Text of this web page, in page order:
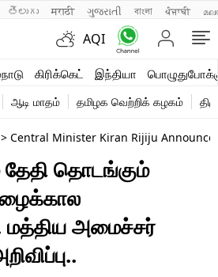
తెలుగు मराठी ગુજરાતી বাংলা ਪੰਜਾਬੀ
AQI
கிரிக்கெட் இந்தியா
ஆடி மாதம் தமிழக வெற்றிக் கழகம்
> Central Minister Kiran Rijiju
தொடங்கும்
அமைச்சர்